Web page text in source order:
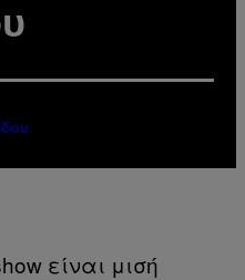
είναι μισή